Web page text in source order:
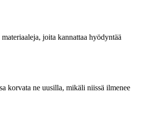
joita kannattaa hyödyntää
korvata ne uusilla, mikäli niissä ilmenee